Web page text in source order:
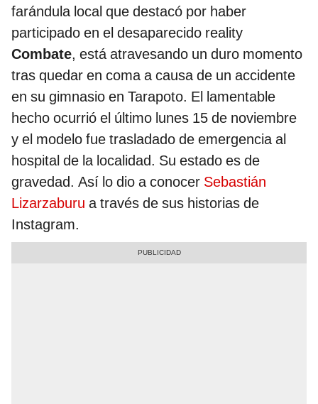
farándula local que destacó por haber
participado en el desaparecido reality
Combate, está atravesando un duro momento
tras quedar en coma a causa de un accidente
en su gimnasio en Tarapoto. El lamentable
hecho ocurrió el último lunes 15 de noviembre
y el modelo fue trasladado de emergencia al
hospital de la localidad. Su estado es de
gravedad. Así lo dio a conocer Sebastián
Lizarzaburu a través de sus historias de
Instagram.